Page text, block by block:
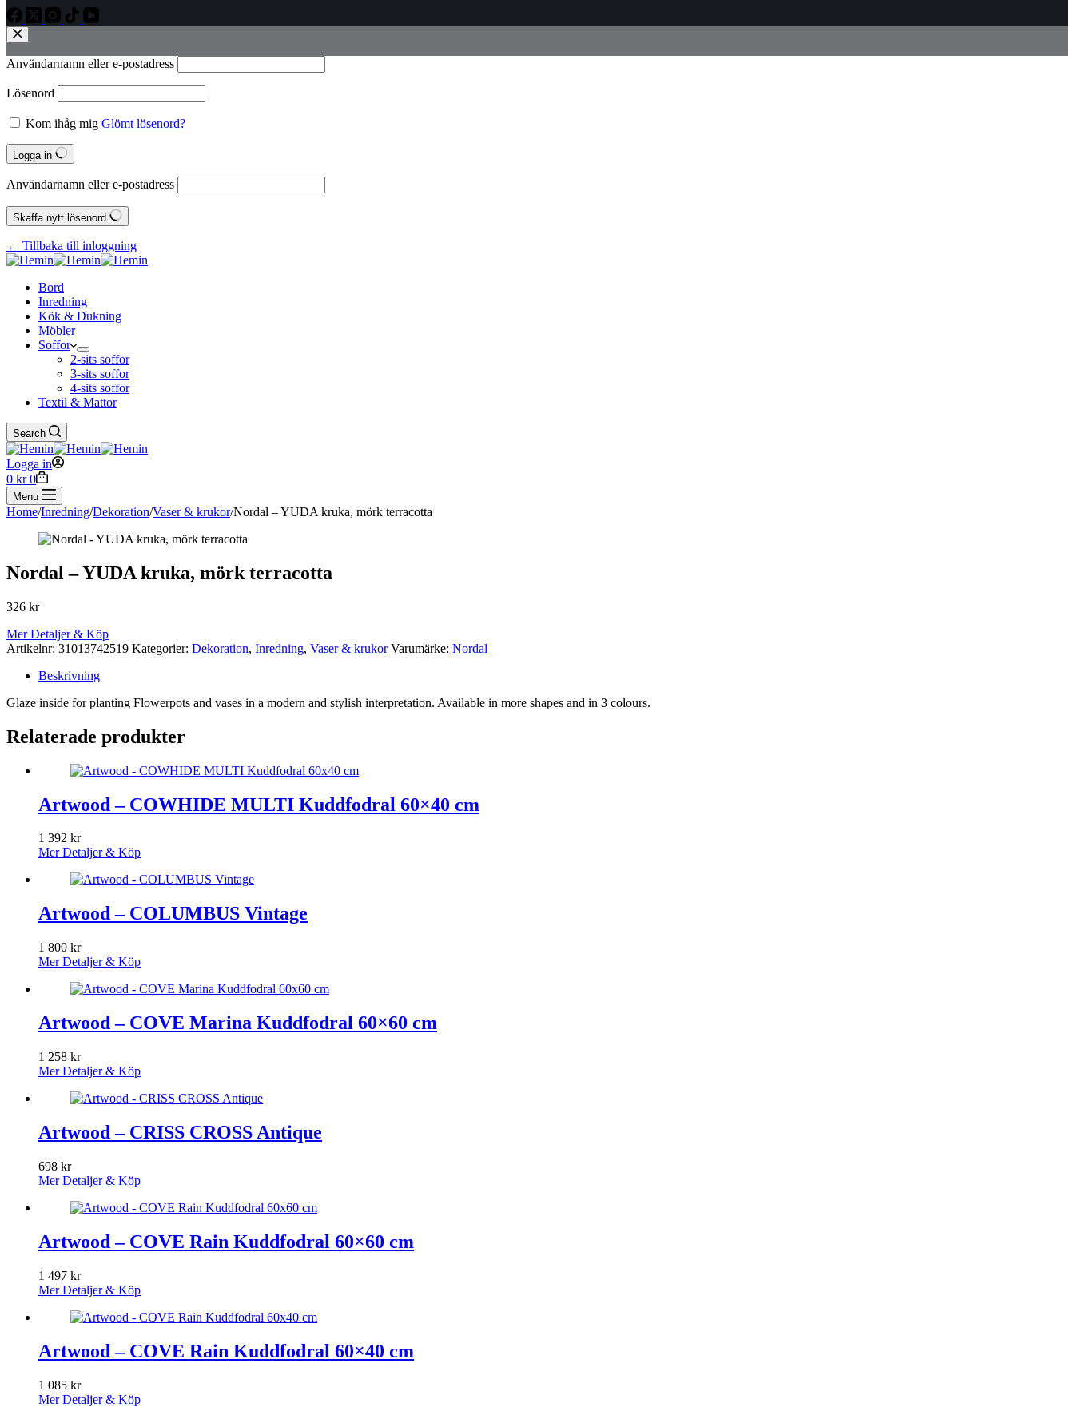
Användarnamn eller e‑postadress
Lösenord
Kom ihåg mig Glömt lösenord?
Logga in
Användarnamn eller e‑postadress
Skaffa nytt lösenord
← Tillbaka till inloggning
Bord
Inredning
Kök & Dukning
Möbler
Soffor
2-sits soffor
3-sits soffor
4-sits soffor
Textil & Mattor
Search
Logga in
Shopping
cart
0 kr 0
Menu
Home/Inredning/Dekoration/Vaser & krukor/Nordal – YUDA kruka, mörk terracotta
Nordal – YUDA kruka, mörk terracotta
326 kr
Mer Detaljer & Köp
Artikelnr: 31013742519 Kategorier: Dekoration, Inredning, Vaser & krukor Varumärke: Nordal
Beskrivning
Glaze inside for planting Flowerpots and vases in a modern and stylish interpretation. Available in more shapes and in 3 colours.
Relaterade produkter
Artwood – COWHIDE MULTI Kuddfodral 60×40 cm
1 392 kr
Mer Detaljer & Köp
Artwood – COLUMBUS Vintage
1 800 kr
Mer Detaljer & Köp
Artwood – COVE Marina Kuddfodral 60×60 cm
1 258 kr
Mer Detaljer & Köp
Artwood – CRISS CROSS Antique
698 kr
Mer Detaljer & Köp
Artwood – COVE Rain Kuddfodral 60×60 cm
1 497 kr
Mer Detaljer & Köp
Artwood – COVE Rain Kuddfodral 60×40 cm
1 085 kr
Mer Detaljer & Köp